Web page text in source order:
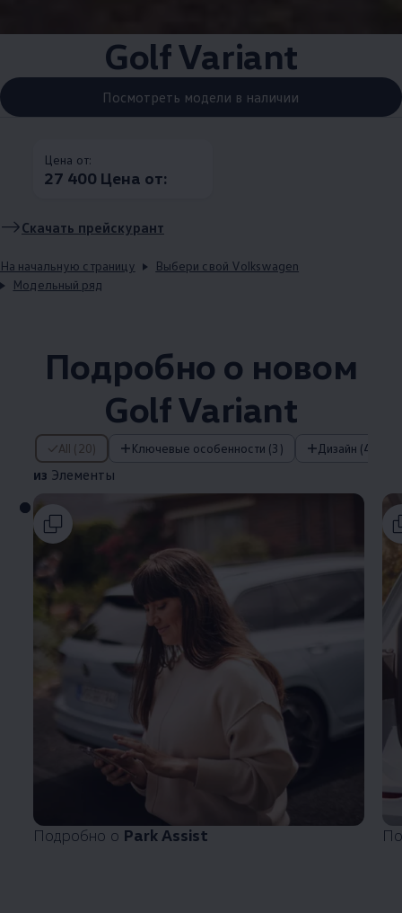
Golf Variant
Посмотреть модели в наличии
Цена от:
27 400 Цена от:
Скачать прейскурант
На начальную страницу
Выбери свой Volkswagen
Модельный ряд
Подробно о новом
Golf Variant
All (20) Ключевые особенности (3) Дизайн (4)
из Элементы
из Элементы
Подробно о Park Assist